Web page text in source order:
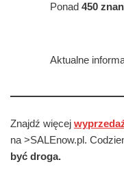
Ponad 450
Aktualne
Znajdź więcej
na >SALEnow.pl.
być droga.